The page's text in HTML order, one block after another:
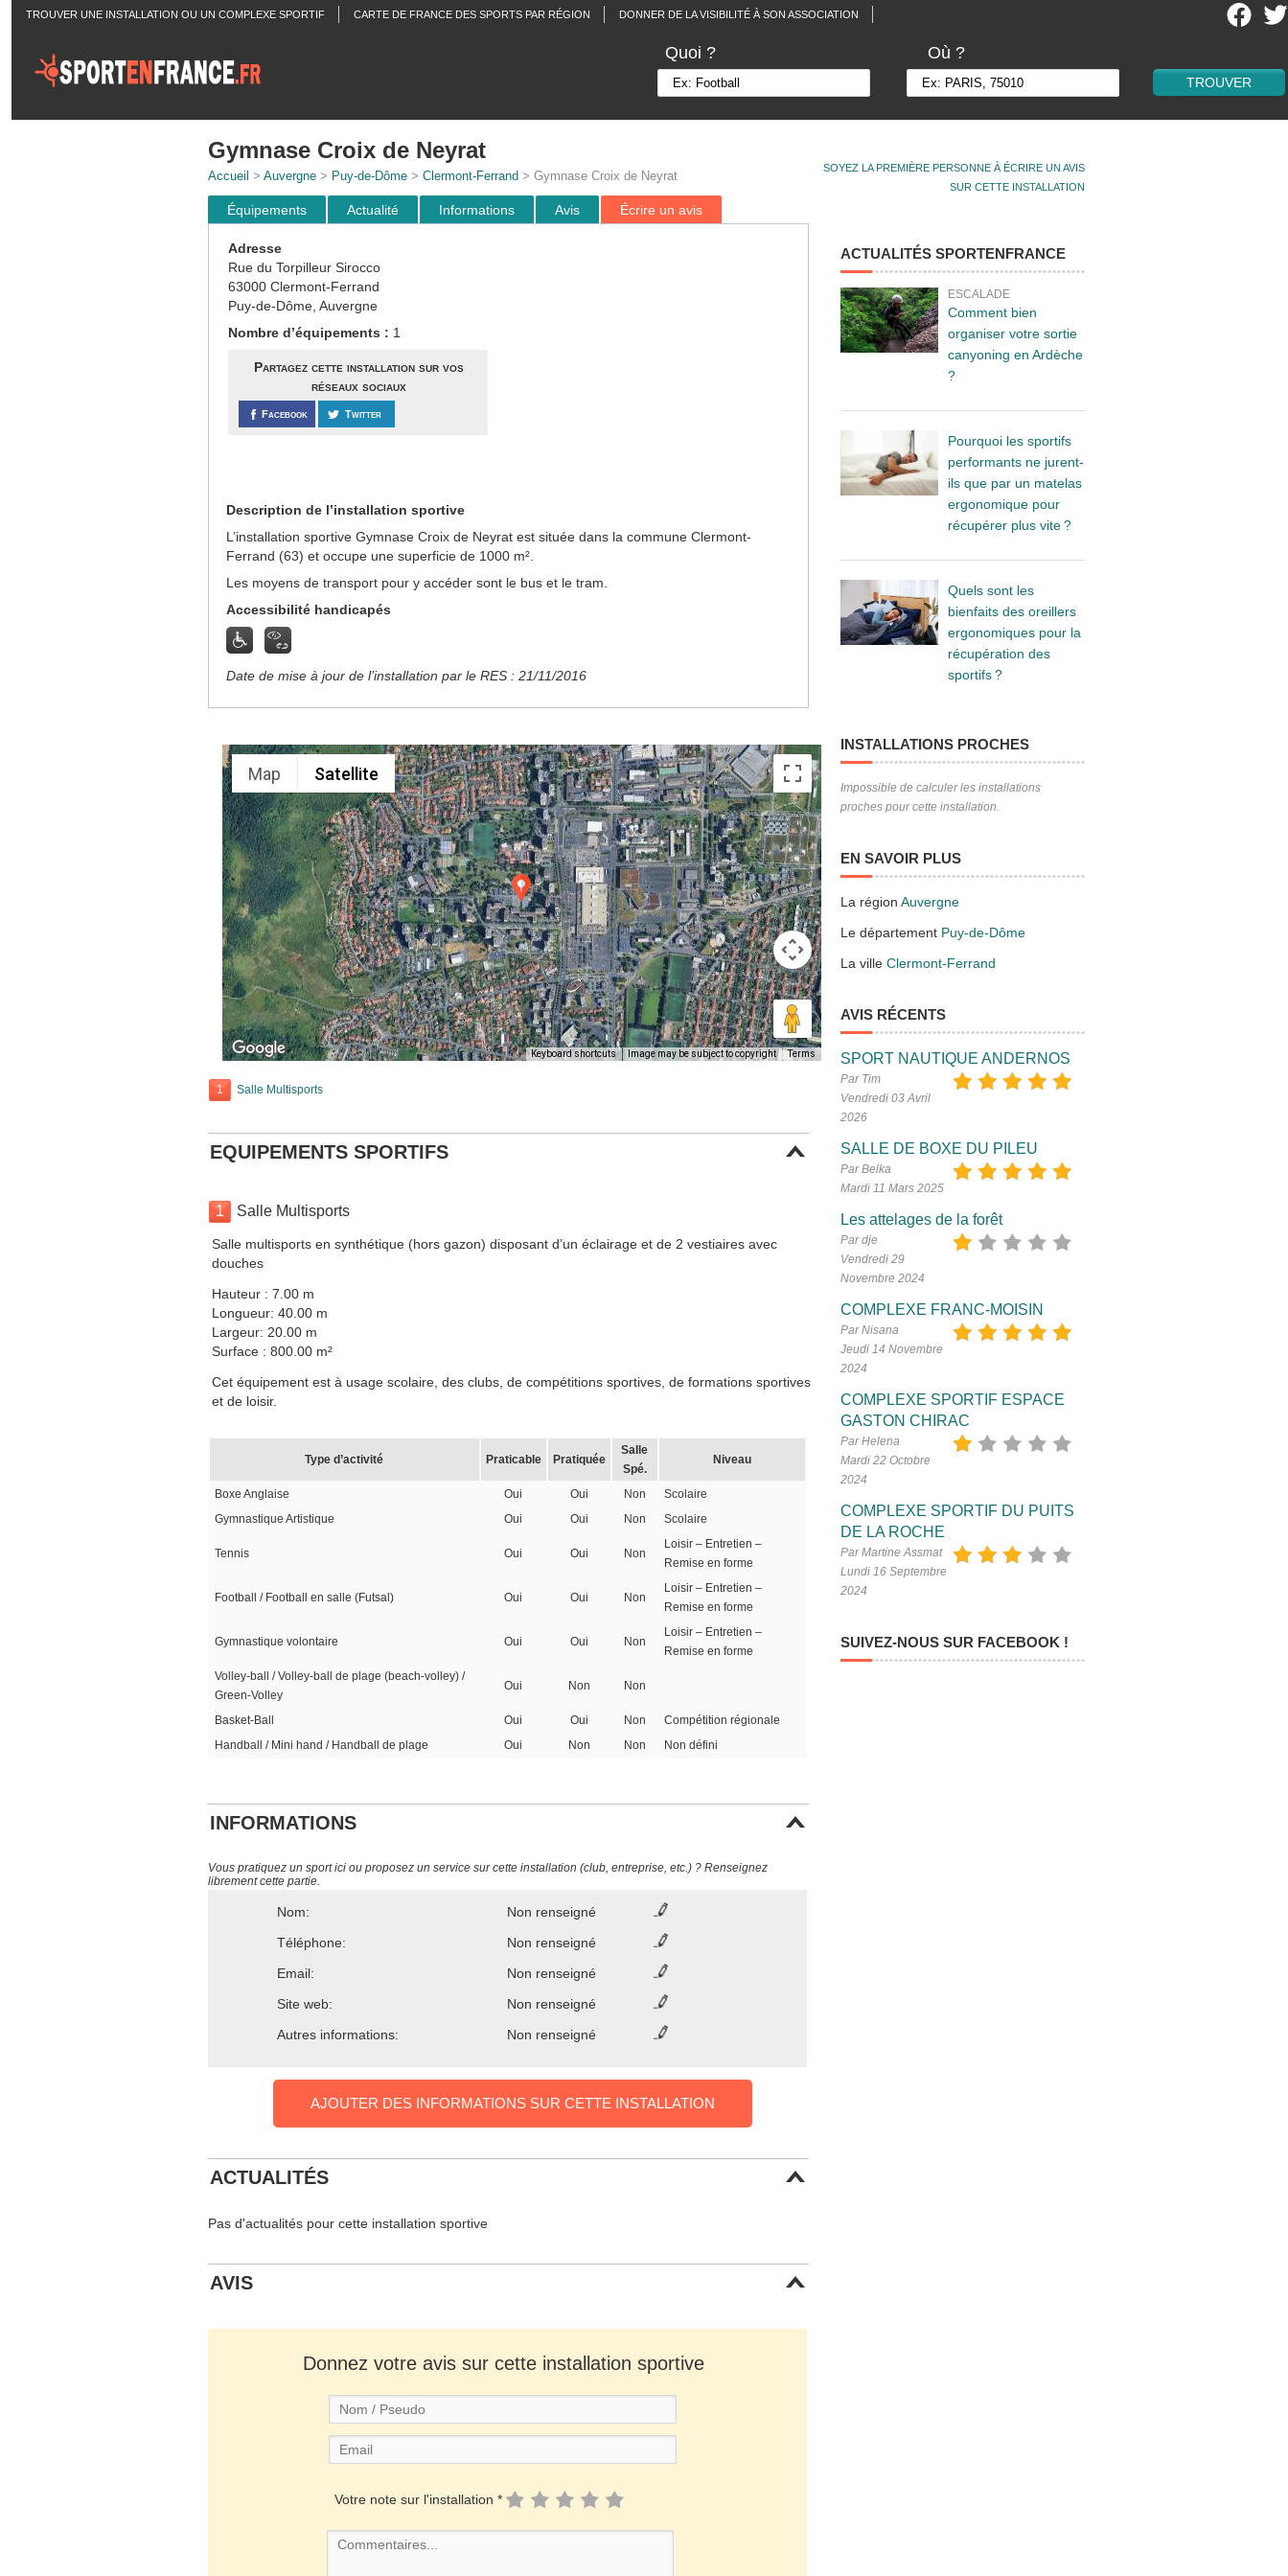
TROUVER UNE INSTALLATION OU UN COMPLEXE SPORTIF CARTE DE FRANCE DES SPORTS PAR RÉGION DONNER DE LA VISIBILITÉ À SON ASSOCIATION
Quoi ? Où ?
SOYEZ LA PREMIÈRE PERSONNE À ÉCRIRE UN AVIS
SUR CETTE INSTALLATION
Gymnase Croix de Neyrat
Accueil > Auvergne> Puy-de-Dôme> Clermont-Ferrand > Gymnase Croix de Neyrat
Équipements Actualité Informations Avis Écrire un avis
Adresse
Rue du Torpilleur Sirocco
63000 Clermont-Ferrand
Puy-de-Dôme, Auvergne
Nombre d’équipements : 1
Partagez cette installation sur vos
réseaux sociaux
Facebook Twitter
Description de l’installation sportive
L’installation sportive Gymnase Croix de Neyrat est située dans la commune Clermont-
Ferrand (63) et occupe une superficie de 1000 m².
Les moyens de transport pour y accéder sont le bus et le tram.
Accessibilité handicapés
Date de mise à jour de l’installation par le RES : 21/11/2016
Map Satellite
Keyboard shortcuts Image may be subject to copyright Terms
1 Salle Multisports
EQUIPEMENTS SPORTIFS
1 Salle Multisports
Salle multisports en synthétique (hors gazon) disposant d’un éclairage et de 2 vestiaires avec
douches
Hauteur : 7.00 m
Longueur: 40.00 m
Largeur: 20.00 m
Surface : 800.00 m²
Cet équipement est à usage scolaire, des clubs, de compétitions sportives, de formations sportives
et de loisir.
Type d’activité Praticable Pratiquée
Salle
Spé.
Niveau
Boxe Anglaise Oui Oui Non
Scolaire
Gymnastique Artistique
Oui Oui Non Scolaire
Tennis Oui Oui Non
Loisir – Entretien –
Remise en forme
Football / Football en salle (Futsal) Oui Oui Non
Loisir – Entretien –
Remise en forme
Gymnastique volontaire Oui Oui Non
Loisir – Entretien –
Remise en forme
Volley-ball / Volley-ball de plage (beach-volley) /
Green-Volley
Oui Non Non
Basket-Ball Oui Oui Non
Compétition régionale
Handball / Mini hand / Handball de plage
Oui Non Non Non défini
INFORMATIONS
Vous pratiquez un sport ici ou proposez un service sur cette installation (club, entreprise, etc.) ? Renseignez
librement cette partie.
Nom:
Non renseigné
Téléphone:
Non renseigné
Email:
Non renseigné
Site web:
Non renseigné
Autres informations:
Non renseigné
AJOUTER DES INFORMATIONS SUR CETTE INSTALLATION
ACTUALITÉS
Pas d'actualités pour cette installation sportive
AVIS
Donnez votre avis sur cette installation sportive
Votre note sur l'installation *
ACTUALITÉS SPORTENFRANCE
ESCALADE
Comment bien
organiser votre sortie
canyoning en Ardèche
?
Pourquoi les sportifs
performants ne jurent-
ils que par un matelas
ergonomique pour
récupérer plus vite ?
Quels sont les
bienfaits des oreillers
ergonomiques pour la
récupération des
sportifs ?
INSTALLATIONS PROCHES
Impossible de calculer les installations
proches pour cette installation.
EN SAVOIR PLUS
La région Auvergne
Le département Puy-de-Dôme
La ville Clermont-Ferrand
AVIS RÉCENTS
SPORT NAUTIQUE ANDERNOS
Par Tim
Vendredi 03 Avril
2026
SALLE DE BOXE DU PILEU
Par Belka
Mardi 11 Mars 2025
Les attelages de la forêt
Par dje
Vendredi 29
Novembre 2024
COMPLEXE FRANC-MOISIN
Par Nisana
Jeudi 14 Novembre
2024
COMPLEXE SPORTIF ESPACE
GASTON CHIRAC
Par Helena
Mardi 22 Octobre
2024
COMPLEXE SPORTIF DU PUITS
DE LA ROCHE
Par Martine Assmat
Lundi 16 Septembre
2024
SUIVEZ-NOUS SUR FACEBOOK !